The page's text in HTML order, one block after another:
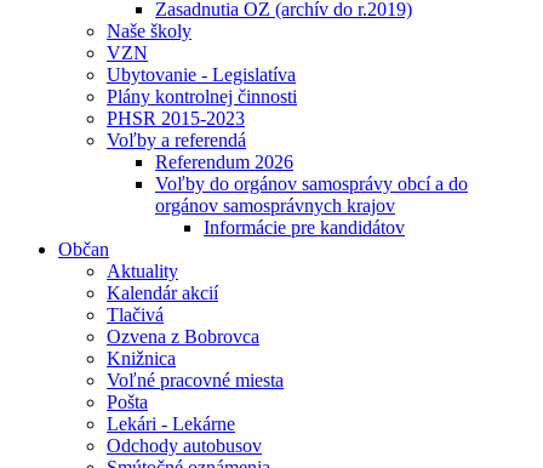
Zasadnutia OZ (archív do r.2019)
Naše školy
VZN
Ubytovanie - Legislatíva
Plány kontrolnej činnosti
PHSR 2015-2023
Voľby a referendá
Referendum 2026
Voľby do orgánov samosprávy obcí a do
orgánov samosprávnych krajov
Informácie pre kandidátov
Občan
Aktuality
Kalendár akcií
Tlačivá
Ozvena z Bobrovca
Knižnica
Voľné pracovné miesta
Pošta
Lekári - Lekárne
Odchody autobusov